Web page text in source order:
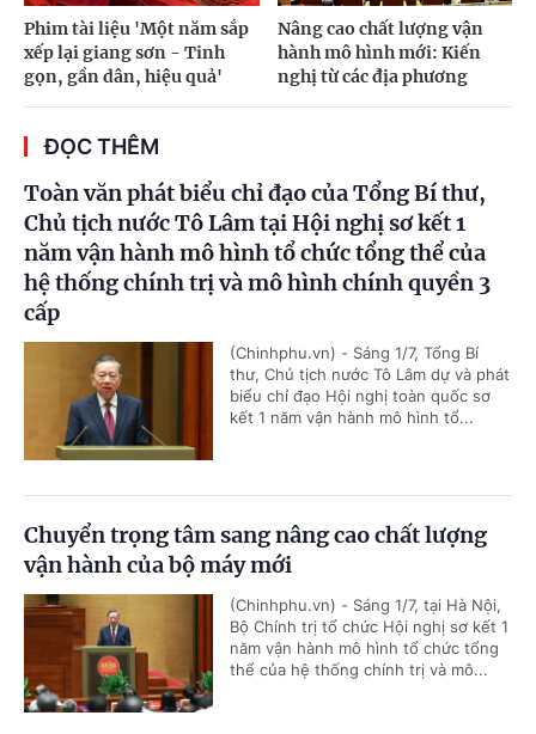
Phim tài liệu 'Một năm sắp
xếp lại giang sơn - Tinh
gọn, gần dân, hiệu quả'
Nâng cao chất lượng vận
hành mô hình mới: Kiến
nghị từ các địa phương
ĐỌC THÊM
Toàn văn phát biểu chỉ đạo của Tổng Bí thư,
Chủ tịch nước Tô Lâm tại Hội nghị sơ kết 1
năm vận hành mô hình tổ chức tổng thể của
hệ thống chính trị và mô hình chính quyền 3
cấp
(Chinhphu.vn) - Sáng 1/7, Tổng Bí
thư, Chủ tịch nước Tô Lâm dự và phát
biểu chỉ đạo Hội nghị toàn quốc sơ
kết 1 năm vận hành mô hình tổ...
Chuyển trọng tâm sang nâng cao chất lượng
vận hành của bộ máy mới
(Chinhphu.vn) - Sáng 1/7, tại Hà Nội,
Bộ Chính trị tổ chức Hội nghị sơ kết 1
năm vận hành mô hình tổ chức tổng
thể của hệ thống chính trị và mô...